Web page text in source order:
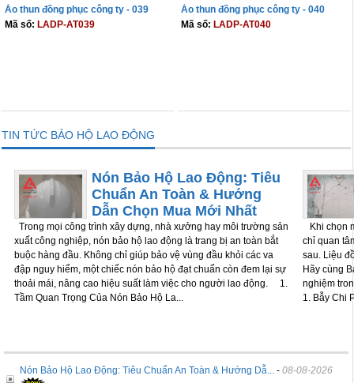
Áo thun đồng phục công ty - 039
Mã số: LADP-AT039
Áo thun đồng phục công ty - 040
Mã số: LADP-AT040
TIN TỨC BẢO HỘ LAO ĐỘNG
Nón Bảo Hộ Lao Động: Tiêu
Chuẩn An Toàn & Hướng
Dẫn Chọn Mua Mới Nhất
Trong mọi công trình xây dựng, nhà xưởng hay môi trường sản
xuất công nghiệp, nón bảo hộ lao động là trang bị an toàn bắt
buộc hàng đầu. Không chỉ giúp bảo vệ vùng đầu khỏi các va
đập nguy hiểm, một chiếc nón bảo hộ đạt chuẩn còn đem lại sự
thoải mái, nâng cao hiệu suất làm việc cho người lao động. 1.
Tầm Quan Trọng Của Nón Bảo Hộ La...
Khi chọn
chỉ quan
sau. Liệu
Hãy cùng
nghiệm
1. Bẫy Chi
Nón Bảo Hộ Lao Động: Tiêu Chuẩn An Toàn & Hướng Dẫ... - 08-08-2026